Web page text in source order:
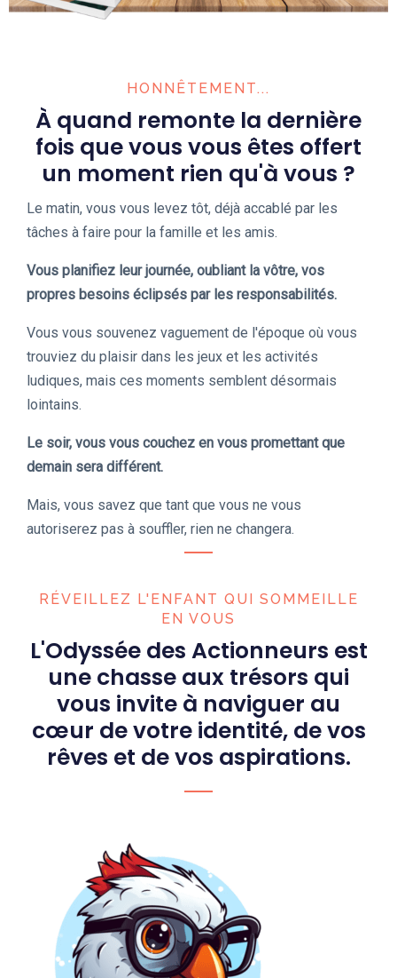
HONNÊTEMENT...
À quand remonte la dernière
fois que vous vous êtes offert
un moment rien qu'à vous ?
Le matin, vous vous levez tôt, déjà accablé par les
tâches à faire pour la famille et les amis.
Vous planifiez leur journée, oubliant la vôtre, vos
propres besoins éclipsés par les responsabilités.
Vous vous souvenez vaguement de l'époque où vous
trouviez du plaisir dans les jeux et les activités
ludiques, mais ces moments semblent désormais
lointains.
Le soir, vous vous couchez en vous promettant que
demain sera différent.
Mais, vous savez que tant que vous ne vous
autoriserez pas à souffler, rien ne changera.
RÉVEILLEZ L'ENFANT QUI SOMMEILLE
EN VOUS
L'Odyssée des Actionneurs est
une chasse aux trésors qui
vous invite à naviguer au
cœur de votre identité, de vos
rêves et de vos aspirations.